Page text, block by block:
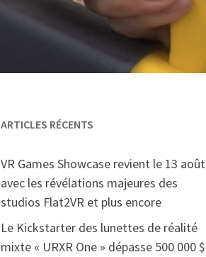
ARTICLES RÉCENTS
VR Games Showcase revient le 13 août
avec les révélations majeures des
studios Flat2VR et plus encore
Le Kickstarter des lunettes de réalité
mixte « URXR One » dépasse 500 000 $